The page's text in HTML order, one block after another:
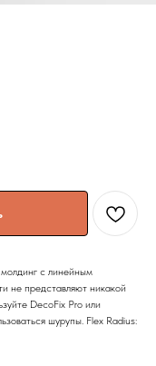
с линейным
не представляют никакой
DecoFix Pro или
шурупы. Flex Radius: